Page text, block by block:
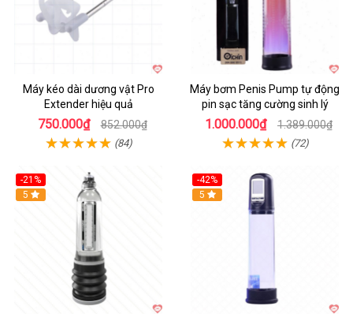
Máy kéo dài dương vật Pro
Extender hiệu quả
750.000₫ 852.000₫
(84)
Máy bơm Penis Pump tự động
pin sạc tăng cường sinh lý
1.000.000₫ 1.389.000₫
(72)
-21%
Hot
5
-42%
Hot
5